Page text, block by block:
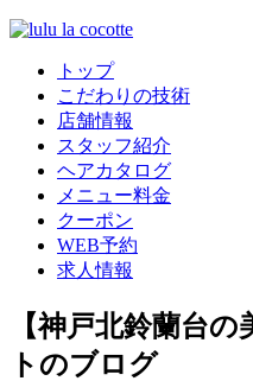
トップ
こだわりの技術
店舗情報
スタッフ紹介
ヘアカタログ
メニュー料金
クーポン
WEB予約
求人情報
【神戸北鈴蘭台
トのブログ